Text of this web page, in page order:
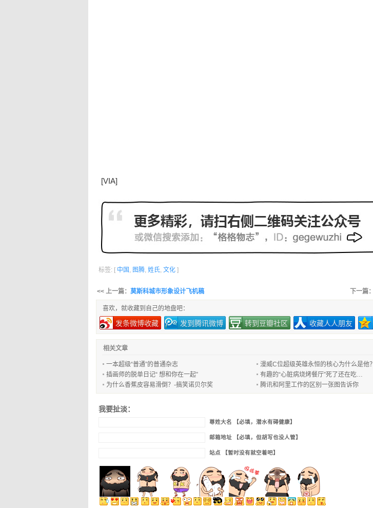
[VIA]
标签: [ 中国 , 图腾, 姓氏, 文化 ]
<< 上一篇： 莫斯科城市形象设计飞机稿 下一篇：
喜欢，就收藏到自己的地盘吧：
发条微博收藏 发到腾讯微博 转到豆瓣社区 收藏人人朋友
相关文章
一本超级“普通”的普通杂志
漫威C位超级英雄永恒的核心为什么是他？
插画师的脱单日记“ 想和你在一起”
有趣的“心脏病烧烤餐厅”死了还在吃…
为什么香蕉皮容易滑倒？-搞笑诺贝尔奖
腾讯和阿里工作的区别一张图告诉你
我要扯淡：
尊姓大名 【必填，潜水有碍健康】
邮箱地址 【必填，但胡写也没人管】
站点 【暂时没有就空着吧】